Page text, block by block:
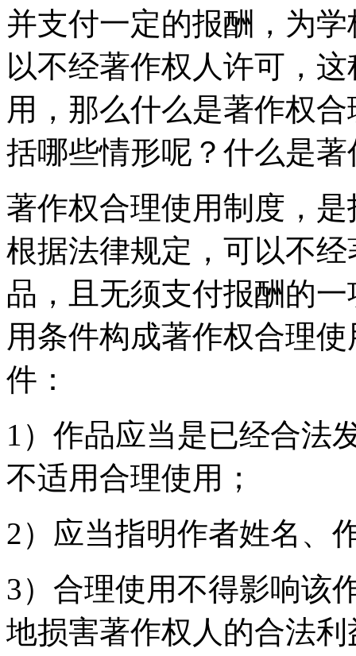
并支付一定的报酬，为
以不经著作权人许可，
用，那么什么是著作权
括哪些情形呢？什么是
著作权合理使用制度，
根据法律规定，可以不
品，且无须支付报酬的
用条件构成著作权合理
件：
1）作品应当是已经合法
不适用合理使用；
2）应当指明作者姓名、
3）合理使用不得影响该
地损害著作权人的合法